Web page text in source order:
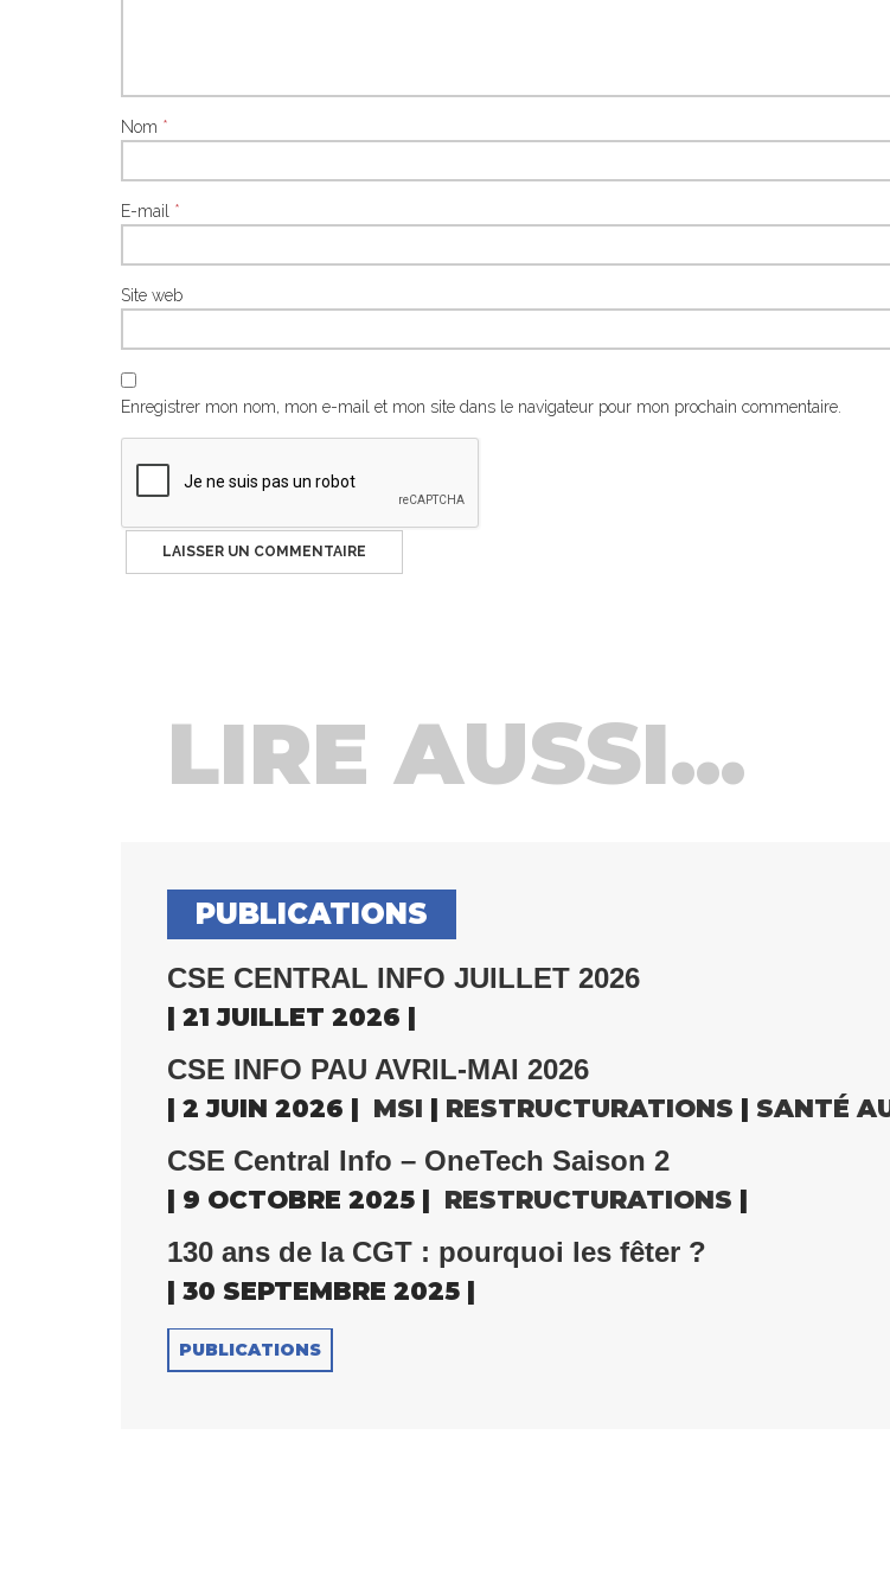
Nom *
E-mail *
Site web
Enregistrer mon nom, mon e-mail et mon site dans le navigateur pour mon prochain commentaire.
LIRE AUSSI...
PUBLICATIONS
CSE CENTRAL INFO JUILLET 2026
| 21 JUILLET 2026 |
CSE INFO PAU AVRIL-MAI 2026
| 2 JUIN 2026 | MSI | RESTRUCTURATIONS | SANTÉ
CSE Central Info – OneTech Saison 2
| 9 OCTOBRE 2025 | RESTRUCTURATIONS |
130 ans de la CGT : pourquoi les fêter ?
| 30 SEPTEMBRE 2025 |
PUBLICATIONS